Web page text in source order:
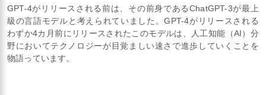
GPT-4がリリースされる前は、その前身であるChatGPT-3が最上
級の言語モデルと考えられていました。GPT-4がリリースされる
わずか4カ月前にリリースされたこのモデルは、人工知能（AI）分
野においてテクノロジーが目覚ましい速さで進歩していくことを
物語っています。